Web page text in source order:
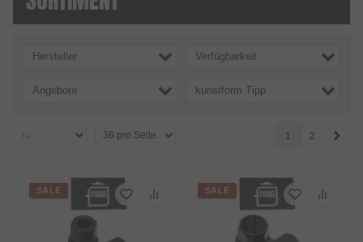
Hersteller Verfügbarkeit
Angebote kunstform Tipp
1 2
SALE SALE